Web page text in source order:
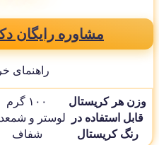
مشاوره رایگان
راهنمای
وزن هر کریستال
۱۰۰ گرم
قابل استفاده در لوستر و شمعدان
رنگ کریستال
شفاف